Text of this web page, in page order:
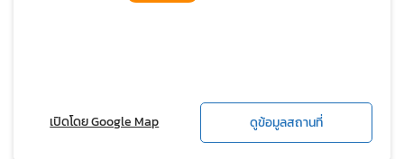
เปิดโดย Google Map ดูข้อมูลสถานที่